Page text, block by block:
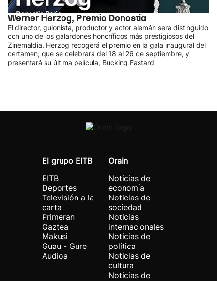
Werner Herzog, Premio Donostia
El director, guionista, productor y actor alemán será distinguido
con uno de los galardones honoríficos más prestigiosos del
Zinemaldia. Herzog recogerá el premio en la gala inaugural del
certamen, que se celebrará del 18 al 26 de septiembre, y
presentará su última película, Bucking Fastard.
El grupo EITB
EITB
Deportes
Televisión a la
carta
Primeran
Gaztea
Makusi
Guau - Gure
Audioa
Orain
Noticias de
economía
Noticias de
sociedad
Noticias
internacionales
Noticias de
política
Noticias de
cultura
Noticias de